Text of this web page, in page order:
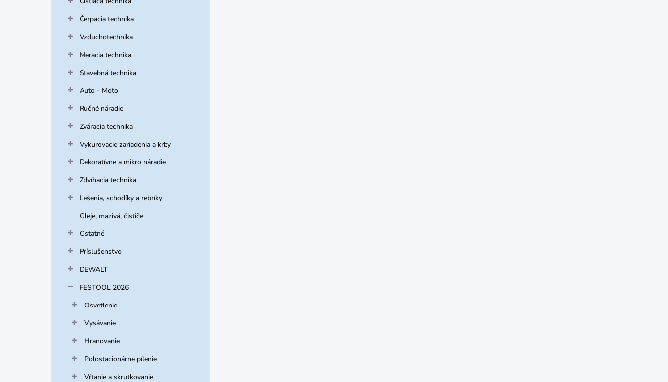
Čerpacia technika
Vzduchotechnika
Meracia technika
Stavebná technika
Auto - Moto
Ručné náradie
Zváracia technika
Vykurovacie zariadenia a krby
Dekoratívne a mikro náradie
Zdvíhacia technika
Lešenia, schodíky a rebríky
Oleje, mazivá, čističe
Ostatné
Príslušenstvo
DEWALT
FESTOOL 2026
Osvetlenie
Vysávanie
Hranovanie
Polostacionárne pílenie
Vŕtanie a skrutkovanie